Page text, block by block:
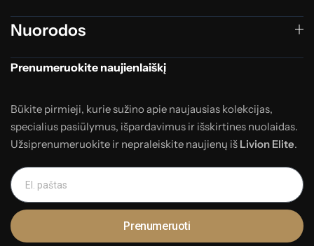
Nuorodos
Prenumeruokite naujienlaiškį
Būkite pirmieji, kurie sužino apie naujausias kolekcijas,
specialius pasiūlymus, išpardavimus ir išskirtines nuolaidas.
Užsiprenumeruokite ir nepraleiskite naujienų iš Livion Elite.
Prenumeruoti